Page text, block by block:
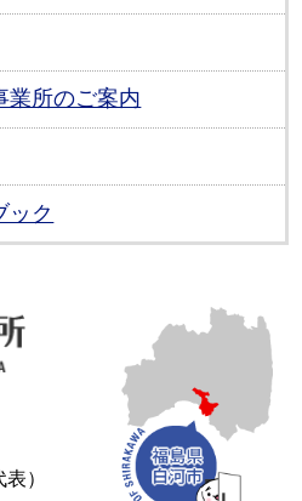
業所のご案内
ック
）